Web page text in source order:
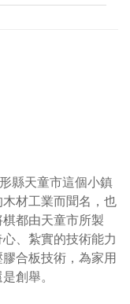
縣天童市這個小鎮
材工業而聞名，也
都由天童市所製
、紮實的技術能力
合板技術，為家用
創舉。